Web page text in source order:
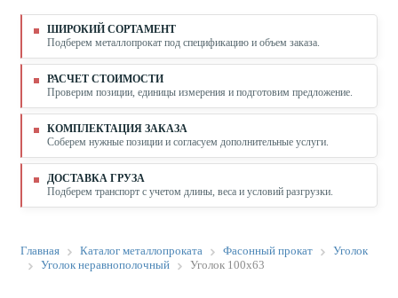
ШИРОКИЙ СОРТАМЕНТ
Подберем металлопрокат под спецификацию и объем заказа.
РАСЧЕТ СТОИМОСТИ
Проверим позиции, единицы измерения и подготовим предложение.
КОМПЛЕКТАЦИЯ ЗАКАЗА
Соберем нужные позиции и согласуем дополнительные услуги.
ДОСТАВКА ГРУЗА
Подберем транспорт с учетом длины, веса и условий разгрузки.
Главная Каталог металлопроката Фасонный прокат
Уголок
Уголок неравнополочный
Уголок 100х63